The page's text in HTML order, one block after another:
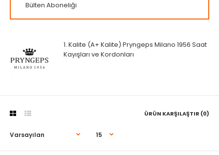
Bülten Aboneliği
1. Kalite (A+ Kalite) Pryngeps Milano 1956 Saat
Kayışları ve Kordonları
ÜRÜN KARŞILAŞTIR (0)